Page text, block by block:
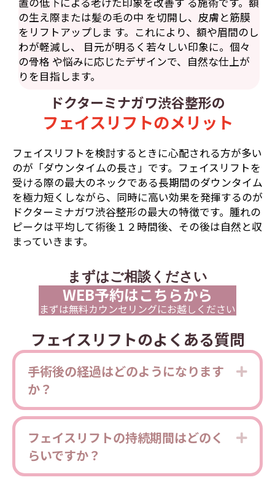
の生え際または髪の毛の中 を切開し、皮膚と筋膜
をリフトアップしま す。これにより、額や眉間のし
わが軽減し、 目元が明るく若々しい印象に。個々
の骨格 や悩みに応じたデザインで、自然な仕上が
りを目指します。
ドクターミナガワ渋谷整形の
フェイスリフトのメリット
フェイスリフトを検討するときに心配される方が多い
のが「ダウンタイムの長さ」です。フェイスリフトを
受ける際の最大のネックである長期間のダウンタイム
を極力短くしながら、同時に高い効果を発揮するのが
ドクターミナガワ渋谷整形の最大の特徴です。腫れの
ピークは平均して術後１２時間後、その後は自然と収
まっていきます。
まずはご相談ください
WEB予約はこちらから
まずは無料カウンセリングにお越しください
フェイスリフトのよくある質問
手術後の経過はどのようになります
か？
フェイスリフトの持続期間はどのく
らいですか？